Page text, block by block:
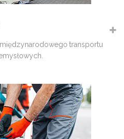
transportu